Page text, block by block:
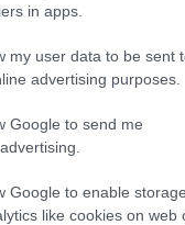
in apps.
my user data to be sent
advertising purposes.
Google to send me
Google to enable storage
like cookies on web
WSense: i